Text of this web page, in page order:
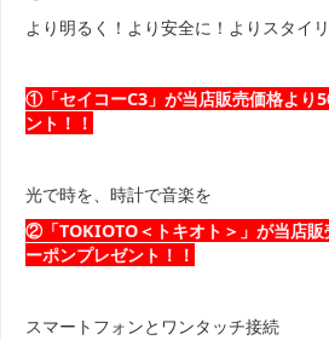
より明るく！より安全に！よりスタイ
①「セイコーC3」が当店販売価格より
ント！！
光で時を、時計で音楽を
②「TOKIOTO＜トキオト＞」が当店販
ーポンプレゼント！！
スマートフォンとワンタッチ接続